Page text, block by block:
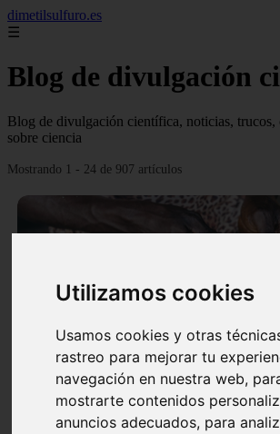
Utilizamos cookies
Usamos cookies y otras
rastreo para mejorar tu
navegación en nuestra web,
mostrarte contenidos
anuncios adecuados, para
dimetilsulfuro.es
☰
Blog de divulgación
Blog de divulgación científica, noticias, trucos,
sobre ciencia
Mostrando 1 - 24 de 907 artículos
En África harán lo que parecía
moléculas de agua para cocinar sus